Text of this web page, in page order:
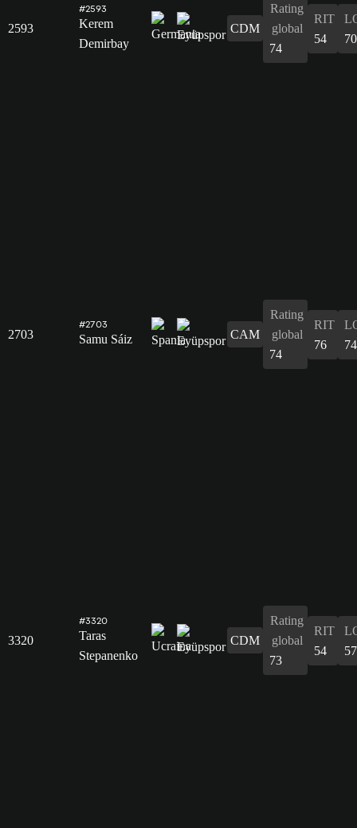
2593
#2593
Kerem
Demirbay
CDM
Rating
global
74
RIT
54
70
2703
#2703
Samu Sáiz CAM
Rating
global
74
RIT
76
74
3320
#3320
Taras
Stepanenko
CDM
Rating
global
73
RIT
54
57